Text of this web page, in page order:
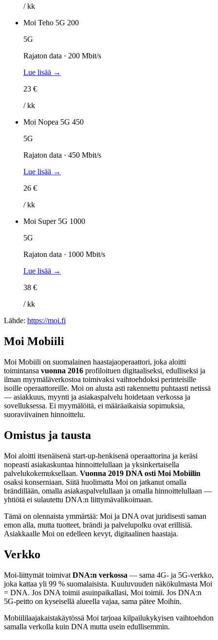
/ kk
Moi Teho 5G 200
5G
Rajaton data · 200 Mbit/s
Lue lisää →
23 €
/ kk
Moi Nopea 5G 450
5G
Rajaton data · 450 Mbit/s
Lue lisää →
26 €
/ kk
Moi Super 5G 1000
5G
Rajaton data · 1000 Mbit/s
Lue lisää →
38 €
/ kk
Lähde: https://moi.fi
Moi Mobiili
Moi Mobiili on suomalainen haastajaoperaattori, joka aloitti
toimintansa vuonna 2016 profiloituen digitaaliseksi, edulliseksi ja
ilman myymäläverkostoa toimivaksi vaihtoehdoksi perinteisille
isoille operaattoreille. Moi on alusta asti rakennettu puhtaasti netissä
— asiakkuus, myynti ja asiakaspalvelu hoidetaan verkossa ja
sovelluksessa. Ei myymälöitä, ei määräaikaisia sopimuksia,
suoraviivainen hinnoittelu.
Omistus ja tausta
Moi aloitti itsenäisenä start-up-henkisenä operaattorina ja keräsi
nopeasti asiakaskuntaa hinnoittelullaan ja yksinkertaisella
palvelukokemuksellaan. Vuonna 2019 DNA osti Moi Mobiilin
osaksi konserniaan. Siitä huolimatta Moi on jatkanut omalla
brändillään, omalla asiakaspalvelullaan ja omalla hinnoittelullaan —
yhtiötä ei sulautettu DNA:n liittymävalikoimaan.
Tämä on olennaista ymmärtää: Moi ja DNA ovat juridisesti saman
emon alla, mutta tuotteet, brändi ja palvelupolku ovat erillisiä.
Asiakkaalle Moi on edelleen kevyt, digitaalinen haastaja.
Verkko
Moi-liittymät toimivat DNA:n verkossa — sama 4G- ja 5G-verkko,
joka kattaa yli 99 % suomalaisista. Kuuluvuuden näkökulmasta Moi
= DNA. Jos DNA toimii asuinpaikallasi, Moi toimii. Jos DNA:n
5G-peitto on kyseisellä alueella vajaa, sama pätee Moihin.
Mobiililaajakaistakäytössä Moi tarjoaa kilpailukykyisen vaihtoehdon
samalla verkolla kuin DNA mutta usein edullisemmin.